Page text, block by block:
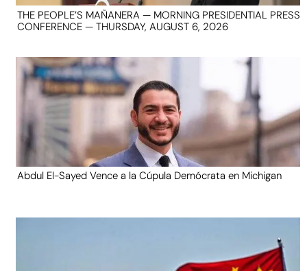
THE PEOPLE’S MAÑANERA — MORNING PRESIDENTIAL PRESS
CONFERENCE — THURSDAY, AUGUST 6, 2026
Abdul El-Sayed Vence a la Cúpula Demócrata en Michigan